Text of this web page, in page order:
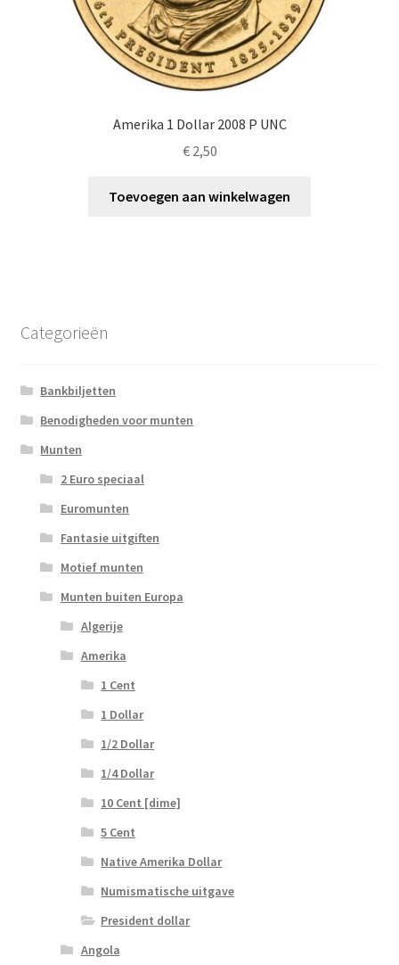
Amerika 1 Dollar 2008 P UNC
€2,50
Toevoegen aan winkelwagen
Categorieën
Bankbiljetten
Benodigheden voor munten
Munten
2 Euro speciaal
Euromunten
Fantasie uitgiften
Motief munten
Munten buiten Europa
Algerije
Amerika
1 Cent
1 Dollar
1/2 Dollar
1/4 Dollar
10 Cent [dime]
5 Cent
Native Amerika Dollar
Numismatische uitgave
President dollar
Angola